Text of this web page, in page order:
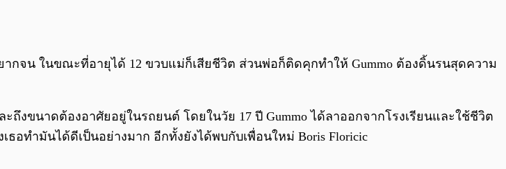
ากจน ในขณะที่อายุได้ 12 ขวบแม่ก็เสียชีวิต ส่วนพ่อก็ติดคุกทำให้ Gummo ต้องดิ้นรนสุดความ
ถึงขนาดต้องอาศัยอยู่ในรถยนต์ โดยในวัย 17 ปี Gummo ได้ลาออกจากโรงเรียนและใช้ชีวิต
อทำมันได้ดีเป็นอย่างมาก อีกทั้งยังได้พบกับเพื่อนใหม่ Boris Floricic